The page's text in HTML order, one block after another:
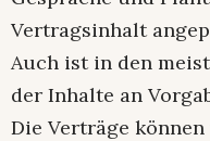
Vertragsinhalt
Auch ist in den
der Inhalte an
Die Verträge